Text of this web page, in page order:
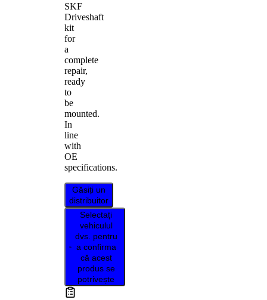
SKF
Driveshaft
kit
for
a
complete
repair,
ready
to
be
mounted.
In
line
with
OE
specifications.
Găsiți un
distribuitor
Selectați
vehiculul
dvs. pentru
a confirma
că acest
produs se
potrivește